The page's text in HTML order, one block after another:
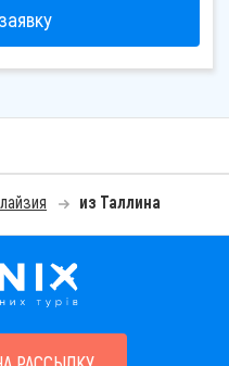
из Таллина